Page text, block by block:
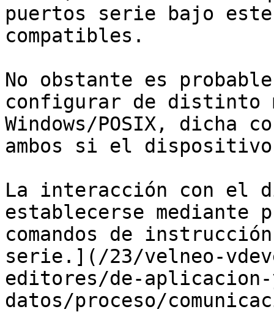
puertos serie bajo
compatibles.
No obstante es
configurar de distinto
Windows/POSIX, dicha
ambos si el dispositivo
La interacción con el
establecerse mediante
comandos de
serie.](/23/velneo-
editores/de-
datos/proceso/